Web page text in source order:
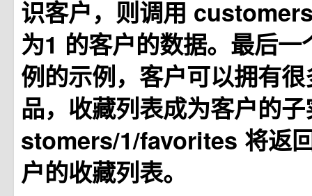
识客户，则调用
为1 的客户的数据。最后一
例的示例，客户可以拥有
品，收藏列表成为客户的
stomers/1/favorites 将返
户的收藏列表。